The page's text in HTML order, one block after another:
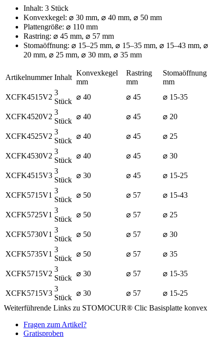
Inhalt: 3 Stück
Konvexkegel: ⌀ 30 mm, ⌀ 40 mm, ⌀ 50 mm
Plattengröße: ⌀ 110 mm
Rastring: ⌀ 45 mm, ⌀ 57 mm
Stomaöffnung: ⌀ 15–25 mm, ⌀ 15–35 mm, ⌀ 15–43 mm, ⌀
20 mm, ⌀ 25 mm, ⌀ 30 mm, ⌀ 35 mm
Artikelnummer Inhalt
Konvexkegel
mm
Rastring
mm
Stomaöffnung
mm
XCFK4515V2
3
Stück
⌀ 40 ⌀ 45 ⌀ 15-35
XCFK4520V2
3
Stück
⌀ 40 ⌀ 45 ⌀ 20
XCFK4525V2
3
Stück
⌀ 40 ⌀ 45 ⌀ 25
XCFK4530V2
3
Stück
⌀ 40 ⌀ 45 ⌀ 30
XCFK4515V3
3
Stück
⌀ 30 ⌀ 45 ⌀ 15-25
XCFK5715V1
3
Stück
⌀ 50 ⌀ 57 ⌀ 15-43
XCFK5725V1
3
Stück
⌀ 50 ⌀ 57 ⌀ 25
XCFK5730V1
3
Stück
⌀ 50 ⌀ 57 ⌀ 30
XCFK5735V1
3
Stück
⌀ 50 ⌀ 57 ⌀ 35
XCFK5715V2
3
Stück
⌀ 30 ⌀ 57 ⌀ 15-35
XCFK5715V3
3
Stück
⌀ 30 ⌀ 57
⌀ 15-25
Weiterführende Links zu STOMOCUR® Clic Basisplatte konvex
Fragen zum Artikel?
Gratisproben